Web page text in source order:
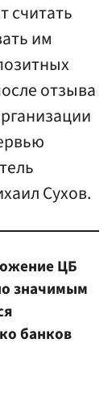
считать
им
отзыва
Сухов.
ЦБ
значимым
банков